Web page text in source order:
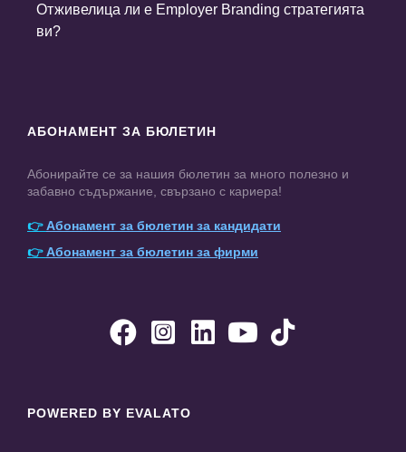
Отживелица ли е Employer Branding стратегията
ви?
АБОНАМЕНТ ЗА БЮЛЕТИН
Абонирайте се за нашия бюлетин за много полезно и
забавно съдържание, свързано с кариера!
👉Абонамент за бюлетин за кандидати
👉Абонамент за бюлетин за фирми
    
POWERED BY EVALATO